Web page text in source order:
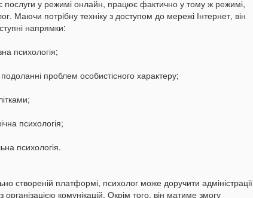
послуги у режимі онлайн, працює фактично у тому ж режимі,
Маючи потрібну техніку з доступом до мережі Інтернет, він
напрямки:
психологія;
проблем особистісного характеру;
психологія;
психологія.
створеній платформі, психолог може доручити адміністрації
організацією комунікацій. Окрім того, він матиме змогу